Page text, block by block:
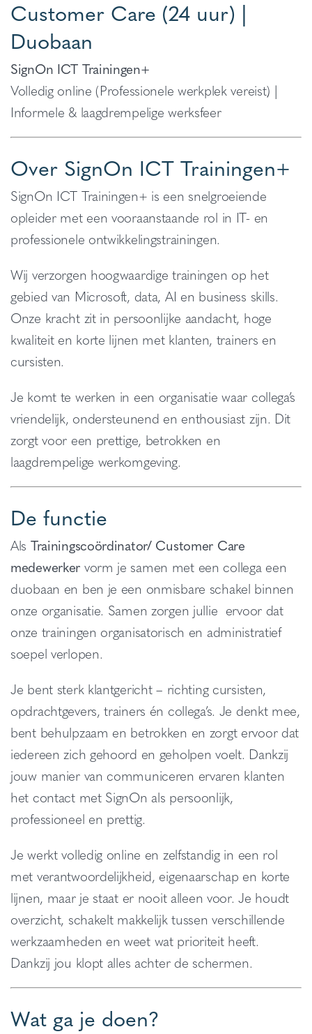
Customer Care (24 uur) |
Duobaan
SignOn ICT Trainingen+
Volledig online (Professionele werkplek vereist) |
Informele & laagdrempelige werksfeer
Over SignOn ICT Trainingen+
SignOn ICT Trainingen+ is een snelgroeiende
opleider met een vooraanstaande rol in IT- en
professionele ontwikkelingstrainingen.
Wij verzorgen hoogwaardige trainingen op het
gebied van Microsoft, data, AI en business skills.
Onze kracht zit in persoonlijke aandacht, hoge
kwaliteit en korte lijnen met klanten, trainers en
cursisten.
Je komt te werken in een organisatie waar collega’s
vriendelijk, ondersteunend en enthousiast zijn. Dit
zorgt voor een prettige, betrokken en
laagdrempelige werkomgeving.
De functie
Als Trainingscoördinator/ Customer Care
medewerker vorm je samen met een collega een
duobaan en ben je een onmisbare schakel binnen
onze organisatie. Samen zorgen jullie ervoor dat
onze trainingen organisatorisch en administratief
soepel verlopen.
Je bent sterk klantgericht – richting cursisten,
opdrachtgevers, trainers én collega’s. Je denkt mee,
bent behulpzaam en betrokken en zorgt ervoor dat
iedereen zich gehoord en geholpen voelt. Dankzij
jouw manier van communiceren ervaren klanten
het contact met SignOn als persoonlijk,
professioneel en prettig.
Je werkt volledig online en zelfstandig in een rol
met verantwoordelijkheid, eigenaarschap en korte
lijnen, maar je staat er nooit alleen voor. Je houdt
overzicht, schakelt makkelijk tussen verschillende
werkzaamheden en weet wat prioriteit heeft.
Dankzij jou klopt alles achter de schermen.
Wat ga je doen?